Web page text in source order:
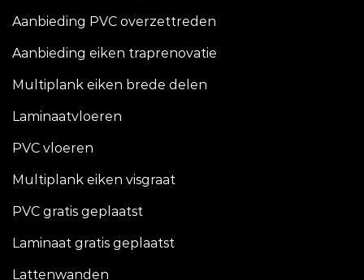
Aanbieding PVC overzettreden
Aanbieding eiken traprenovatie
Multiplank eiken brede delen
Laminaatvloeren
PVC vloeren
Multiplank eiken visgraat
PVC gratis geplaatst
Laminaat gratis geplaatst
Lattenwanden